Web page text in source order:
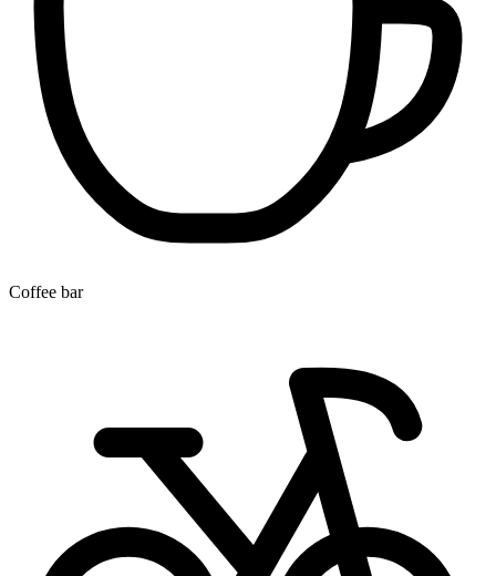
Coffee bar